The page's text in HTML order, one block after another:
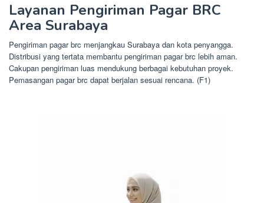
Layanan Pengiriman Pagar BRC
Area Surabaya
Pengiriman pagar brc menjangkau Surabaya dan kota penyangga.
Distribusi yang tertata membantu pengiriman pagar brc lebih aman.
Cakupan pengiriman luas mendukung berbagai kebutuhan proyek.
Pemasangan pagar brc dapat berjalan sesuai rencana. (F1)